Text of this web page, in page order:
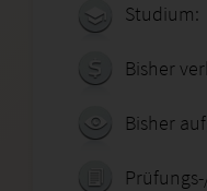
Studium:
Bisher
Bisher